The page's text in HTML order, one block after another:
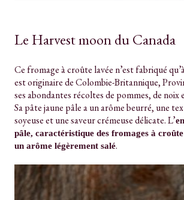
Le Harvest moon du Canada
Ce fromage à croûte lavée n’est fabriqué
est originaire de Colombie-Britannique,
ses abondantes récoltes de pommes, de noix
Sa pâte jaune pâle a un arôme beurré, une
soyeuse et une saveur crémeuse délicate. L’
pâle, caractéristique des fromages à
un arôme légèrement salé.